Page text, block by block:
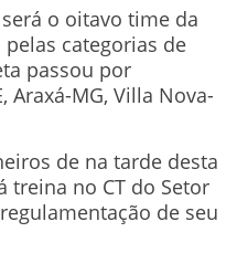
o oitavo time da
categorias de
passou por
Araxá-MG, Villa Nova-
de na tarde desta
treina no CT do Setor
de seu